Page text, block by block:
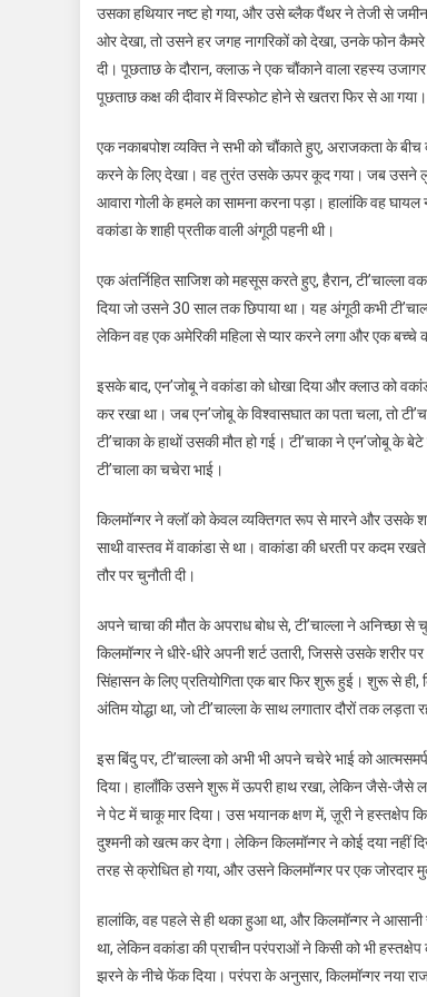
उसका हथियार नष्ट हो गया, और उसे ब्लैक पैंथर ने तेजी से
ओर देखा, तो उसने हर जगह नागरिकों को देखा, उनके फोन
दी। पूछताछ के दौरान, क्लाऊ ने एक चौंकाने वाला रहस्य
पूछताछ कक्ष की दीवार में विस्फोट होने से खतरा फिर से आ गया।
एक नकाबपोश व्यक्ति ने सभी को चौंकाते हुए, अराजकता के
करने के लिए देखा। वह तुरंत उसके ऊपर कूद गया। जब उसने
आवारा गोली के हमले का सामना करना पड़ा। हालांकि वह
वकांडा के शाही प्रतीक वाली अंगूठी पहनी थी।
एक अंतर्निहित साजिश को महसूस करते हुए, हैरान,
दिया जो उसने 30 साल तक छिपाया था। यह अंगूठी कभी
लेकिन वह एक अमेरिकी महिला से प्यार करने लगा और एक बच्चे
इसके बाद, एन’जोबू ने वकांडा को धोखा दिया और क्लाउ को
कर रखा था। जब एन’जोबू के विश्वासघात का पता चला, तो
टी’चाका के हाथों उसकी मौत हो गई। टी’चाका ने एन’जोबू के
टी’चाला का चचेरा भाई।
किलमॉन्गर ने क्लॉ को केवल व्यक्तिगत रूप से मारने और उसके
साथी वास्तव में वाकांडा से था। वाकांडा की धरती पर कदम
तौर पर चुनौती दी।
अपने चाचा की मौत के अपराध बोध से, टी’चाल्ला ने अनिच्छा
किलमॉन्गर ने धीरे-धीरे अपनी शर्ट उतारी, जिससे उसके शरीर
सिंहासन के लिए प्रतियोगिता एक बार फिर शुरू हुई। शुरू से
अंतिम योद्धा था, जो टी’चाल्ला के साथ लगातार दौरों तक लड़ता
इस बिंदु पर, टी’चाल्ला को अभी भी अपने चचेरे भाई को
दिया। हालाँकि उसने शुरू में ऊपरी हाथ रखा, लेकिन जैसे-जैसे
ने पेट में चाकू मार दिया। उस भयानक क्षण में, ज़ूरी ने हस्तक्षेप
दुश्मनी को खत्म कर देगा। लेकिन किलमॉन्गर ने कोई दया नहीं
तरह से क्रोधित हो गया, और उसने किलमॉन्गर पर एक जोरदार
हालांकि, वह पहले से ही थका हुआ था, और किलमॉन्गर ने
था, लेकिन वकांडा की प्राचीन परंपराओं ने किसी को भी
झरने के नीचे फेंक दिया। परंपरा के अनुसार, किलमॉन्गर नया